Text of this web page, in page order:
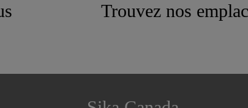
Trouvez nos